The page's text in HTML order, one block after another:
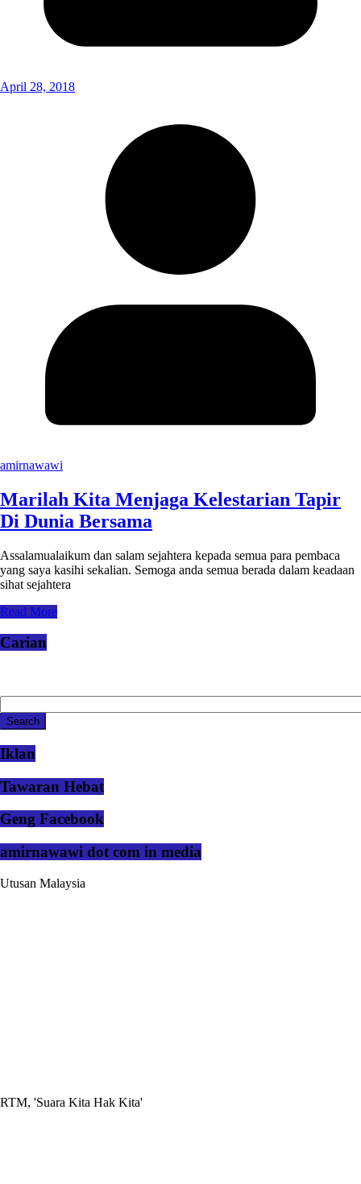
April 28, 2018
amirnawawi
Marilah Kita Menjaga Kelestarian Tapir
Di Dunia Bersama
Assalamualaikum dan salam sejahtera kepada semua para pembaca
yang saya kasihi sekalian. Semoga anda semua berada dalam keadaan
sihat sejahtera
Read More
Carian
Iklan
Tawaran Hebat
Geng Facebook
amirnawawi dot com in media
Utusan Malaysia
RTM, 'Suara Kita Hak Kita'